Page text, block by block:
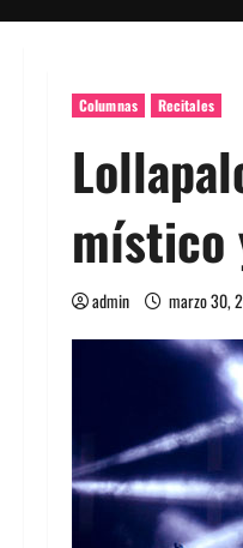
Columnas Recitales
místico
admin marzo 30,